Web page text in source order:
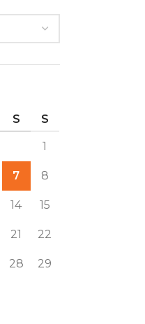
S S
1
7 8
14 15
21 22
28 29